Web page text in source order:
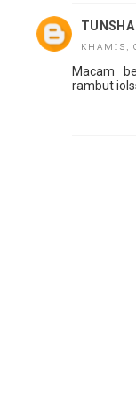
TUNSHA
KHAMIS,
Macam
rambut